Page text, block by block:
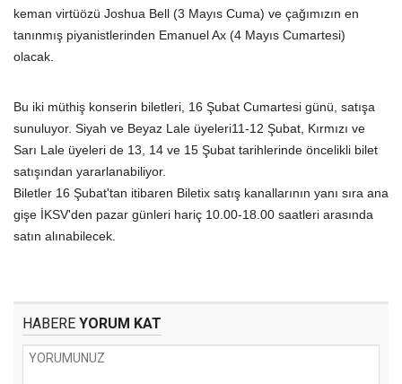
keman virtüözü Joshua Bell (3 Mayıs Cuma) ve çağımızın en
tanınmış piyanistlerinden Emanuel Ax (4 Mayıs Cumartesi)
olacak.
Bu iki müthiş konserin biletleri, 16 Şubat Cumartesi günü, satışa
sunuluyor. Siyah ve Beyaz Lale üyeleri11-12 Şubat, Kırmızı ve
Sarı Lale üyeleri de 13, 14 ve 15 Şubat tarihlerinde öncelikli bilet
satışından yararlanabiliyor.
Biletler 16 Şubat'tan itibaren Biletix satış kanallarının yanı sıra ana
gişe İKSV'den pazar günleri hariç 10.00-18.00 saatleri arasında
satın alınabilecek.
HABERE YORUM KAT